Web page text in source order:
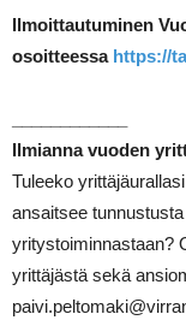
Ilmoittautuminen
osoitteessa https://
Ilmianna vuoden
Tuleeko
ansaitsee
yritystoiminnastaan?
yrittäjästä sekä